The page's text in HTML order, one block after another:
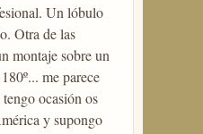
Un lóbulo
Otra de las
montaje sobre un
me parece
ocasión os
y supongo